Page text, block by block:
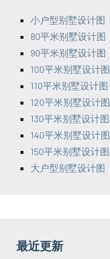
小户型别墅设计图
80平米别墅设计图
90平米别墅设计图
100平米别墅设计图
110平米别墅设计图
120平米别墅设计图
130平米别墅设计图
140平米别墅设计图
150平米别墅设计图
大户型别墅设计图
最近更新